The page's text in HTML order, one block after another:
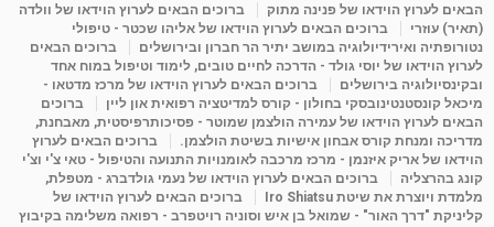
15:49
פנינה מתוק - מרכז "נתיב הלב" בהרצליה-
מדיטציה-התחדשות
מאת Shahar-vod 2,146 צפיות
הבאים לערוץ הוידאו של פנינה מתוק
ברוכים הבאים לערוץ הוידאו של וולדה
(תאיר) עוזרי
ברוכים הבאים לערוץ הוידאו של אליהו שכטר - טיפולי
נטורופתיה ואירידיולוגיה במושב יתיר הר חברון ובירושלים
ברוכים הבאים
לערוץ הוידאו של יוסי גולד - הדרכה לחיים טובים, לימוד וטיפול במוח אחד
ובקינסיולוגיה בירושלים
ברוכים הבאים לערוץ הוידאו של מרכז מדטאו -
מיכאל קונסטנטינובסקי בחולון - קורס למדיטציה רפואית און ליין
ברוכים
הבאים לערוץ הוידאו של עמירה הולצמן שמוטר - פסיכותרפיסטית, מאבחנת,
מדריכה ומנחת קורס אבחון אישיות בשיטת הולצמן.
ברוכים הבאים לערוץ
הוידאו של אריק איזנמן - מרכז מרכבה לאומנויות התנועה והטיפול - טאי צ'י וצ'י
קונג בהרצליה
ברוכים הבאים לערוץ הוידאו של נעמי גולדברג - מטפלת,
מלמדת ויוצרת את שיטת Iro Shiatsu
ברוכים הבאים לערוץ הוידאו של
קליניקת "דרך האור" - שמואל בן איש וסוניה רויטפרב - רפואה משלימה בקיבוץ